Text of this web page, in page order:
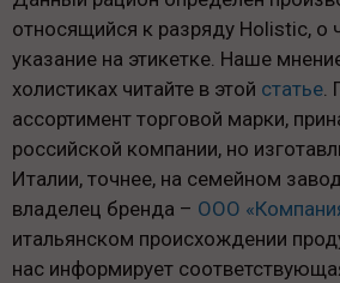
относящийся к разряду Holistic, о
указание на этикетке. Наше
холистиках читайте в этой статье.
ассортимент торговой марки,
российской компании, но
Италии, точнее, на семейном
владелец бренда – ООО
итальянском происхождении
нас информирует